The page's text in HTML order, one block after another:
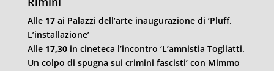
Alle 17ai Palazzi dell’arte inaugurazione di ‘Pluff.
L’installazione’
Alle 17,30in cineteca l’incontro ‘L’amnistia Togliatti.
Un colpo di spugna sui crimini fascisti’ con Mimmo